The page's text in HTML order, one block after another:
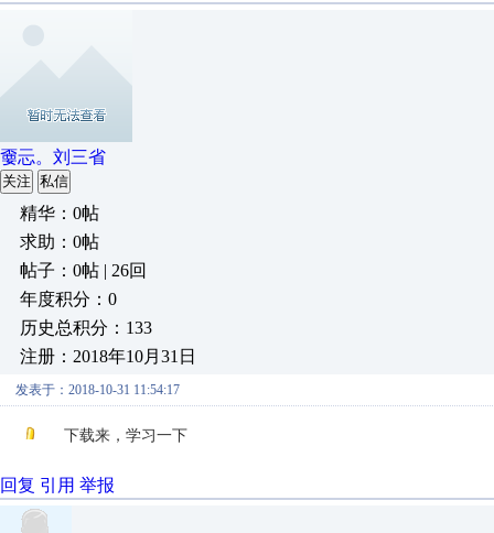
嫑忈。刘三省
关注 私信
精华：0帖
求助：0帖
帖子：0帖 | 26回
年度积分：0
历史总积分：133
注册：2018年10月31日
发表于：2018-10-31 11:54:17
下载来，学习一下
回复 引用 举报